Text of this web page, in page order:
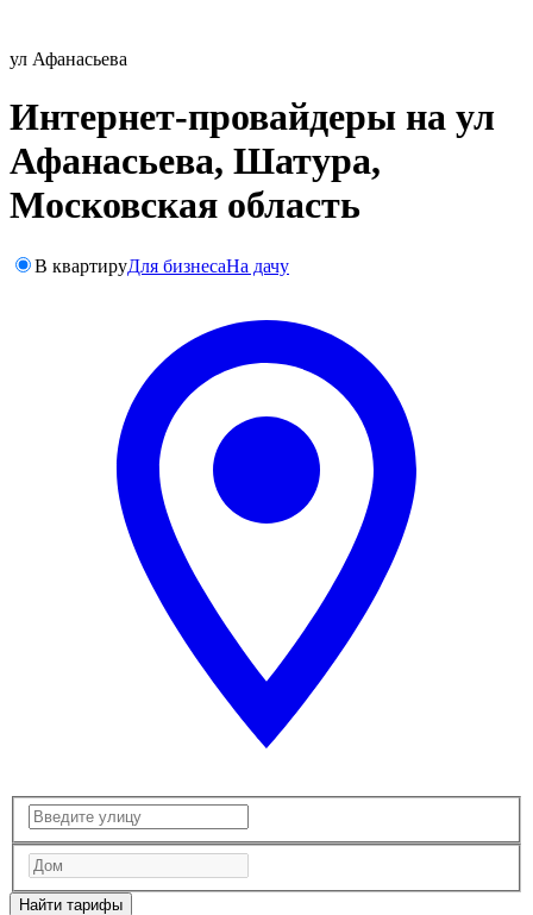
ул Афанасьева
Интернет-провайдеры на ул
Афанасьева, Шатура,
Московская область
В квартируДля бизнесаНа дачу
Найти тарифы